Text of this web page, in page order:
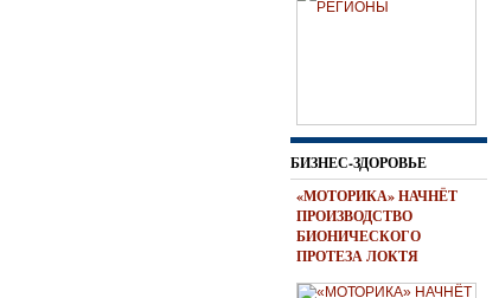
БИЗНЕС-ЗДОРОВЬЕ
«МОТОРИКА» НАЧНЁТ
ПРОИЗВОДСТВО
БИОНИЧЕСКОГО
ПРОТЕЗА ЛОКТЯ